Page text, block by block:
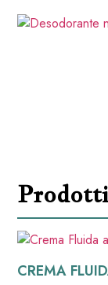
CREMA